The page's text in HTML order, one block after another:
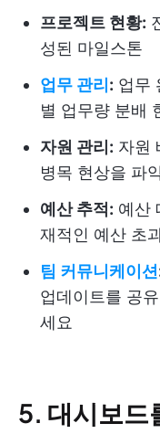
프로젝트 현황:
성된 마일스톤
업무 관리 : 업무
별 업무량 분배
자원 관리: 자원
병목 현상을 파
예산 추적: 예산
재적인 예산 초
팀 커뮤니케이션
업데이트를 공
세요
5. 대시보드